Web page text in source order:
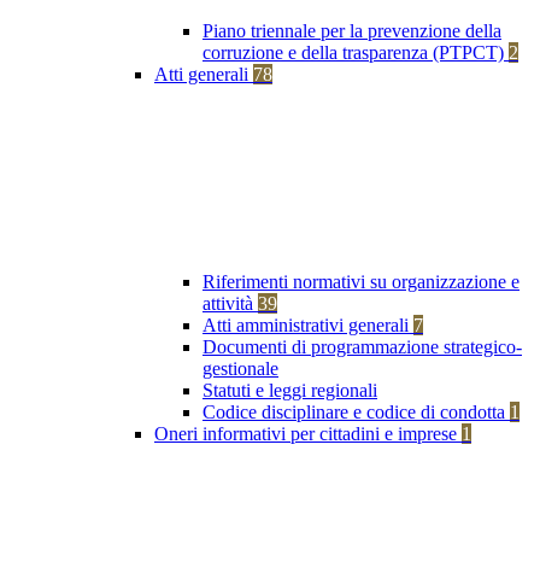
Piano triennale per la prevenzione della
corruzione e della trasparenza (PTPCT) 2
Atti generali 78
Riferimenti normativi su organizzazione e
attività 39
Atti amministrativi generali 7
Documenti di programmazione strategico-
gestionale
Statuti e leggi regionali
Codice disciplinare e codice di condotta 1
Oneri informativi per cittadini e imprese 1